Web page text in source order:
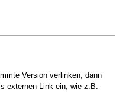
Version verlinken, dann
externen Link ein, wie z.B.